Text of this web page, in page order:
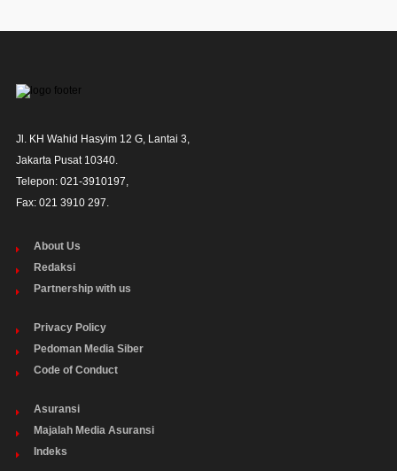
Jl. KH Wahid Hasyim 12 G, Lantai 3,
Jakarta Pusat 10340.
Telepon: 021-3910197,
Fax: 021 3910 297.
About Us
Redaksi
Partnership with us
Privacy Policy
Pedoman Media Siber
Code of Conduct
Asuransi
Majalah Media Asuransi
Indeks